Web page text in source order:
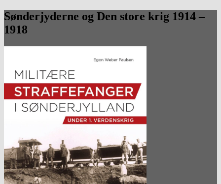
Sønderjyderne og Den store krig 1914 –
1918